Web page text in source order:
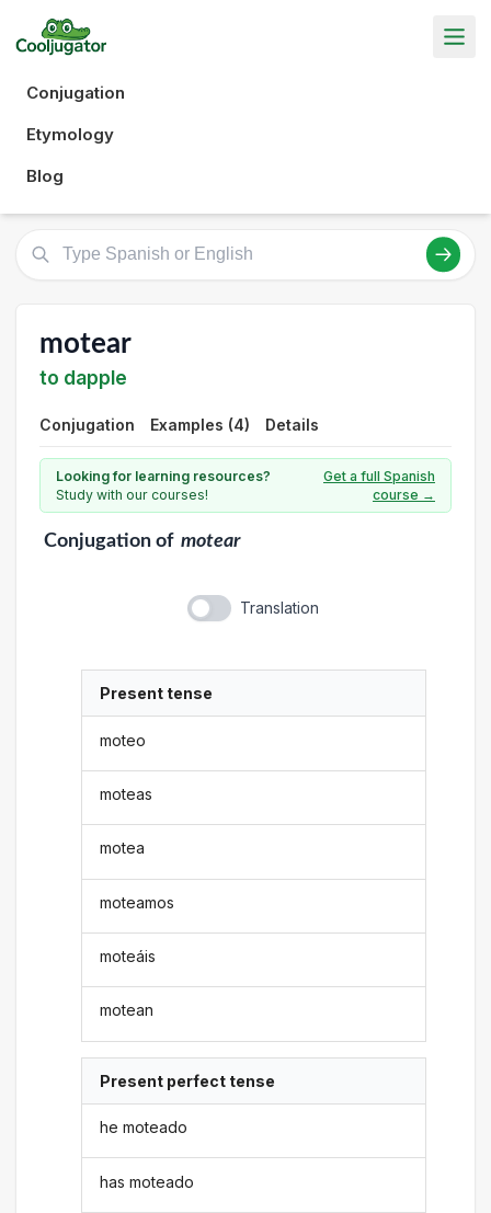
Conjugation
Etymology
Blog
motear
to dapple
Conjugation Examples (4) Details
Looking for learning resources?
Study with our courses!
Get a full Spanish
course →
Conjugationof motear
Translation
Present tense
moteo
moteas
motea
moteamos
moteáis
motean
Present perfect tense
he moteado
has moteado